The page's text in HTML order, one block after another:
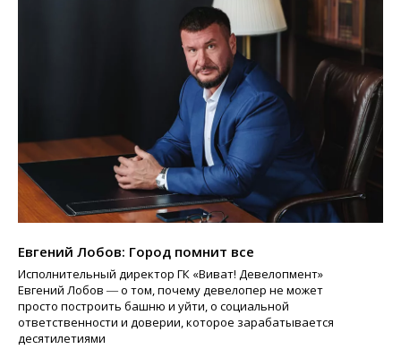
Евгений Лобов: Город помнит все
Исполнительный директор ГК «Виват! Девелопмент»
Евгений Лобов ― о том, почему девелопер не может
просто построить башню и уйти, о социальной
ответственности и доверии, которое зарабатывается
десятилетиями